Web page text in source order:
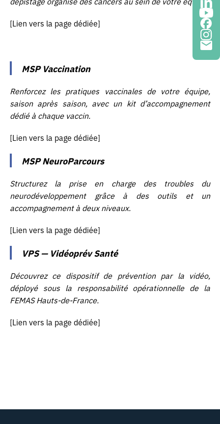
Identifiant ou e-mail
Mot de passe
[Lien vers la page dédiée]
MSP Vaccination
Renforcez les pratiques vaccinales de votre équipe,
saison après saison, avec un kit d’accompagnement
dédié à chaque vaccin.
[Lien vers la page dédiée]
MSP NeuroParcours
Structurez la prise en charge des troubles du
neurodéveloppement grâce à des outils et un
accompagnement à deux niveaux.
[Lien vers la page dédiée]
VPS — Vidéoprév Santé
Découvrez ce dispositif de prévention par la vidéo,
déployé sous la responsabilité opérationnelle de la
FEMAS Hauts-de-France.
[Lien vers la page dédiée]